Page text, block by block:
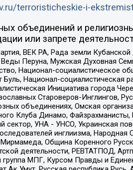
terroristicheskie-i-
объединений и
или запрете
ВЕК РА, Рада земли
Перуна, Мужская Духовная
Национал-социалистическое
Национал-социалистическая
Инициатива города
Староверов-Инглингов,
объединениях, Омская
Клуба Динамо, Файзрахманисты,
УНА - УНСО, Украинская
инглиизма,
Община Коренного
деятельности, РЕВТАТПОД,
МПГ, Курсом Правды и